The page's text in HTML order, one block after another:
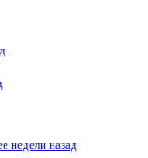
недели назад